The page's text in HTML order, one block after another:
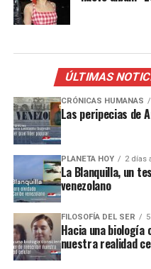
ÚLTIMAS
CRÓNICAS HUMANAS
Las peripecias de
PLANETA HOY 2 días
La Blanquilla, un
venezolano
FILOSOFÍA DEL SER
Hacia una
nuestra realidad